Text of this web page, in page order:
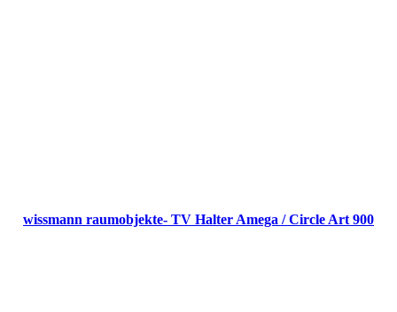
wissmann raumobjekte- TV Halter Amega / Circle Art 900